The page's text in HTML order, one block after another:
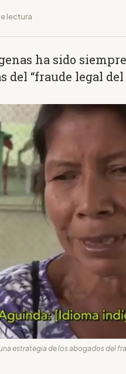
lectura
ha sido
del “fraude legal
estrategia de los abogados del